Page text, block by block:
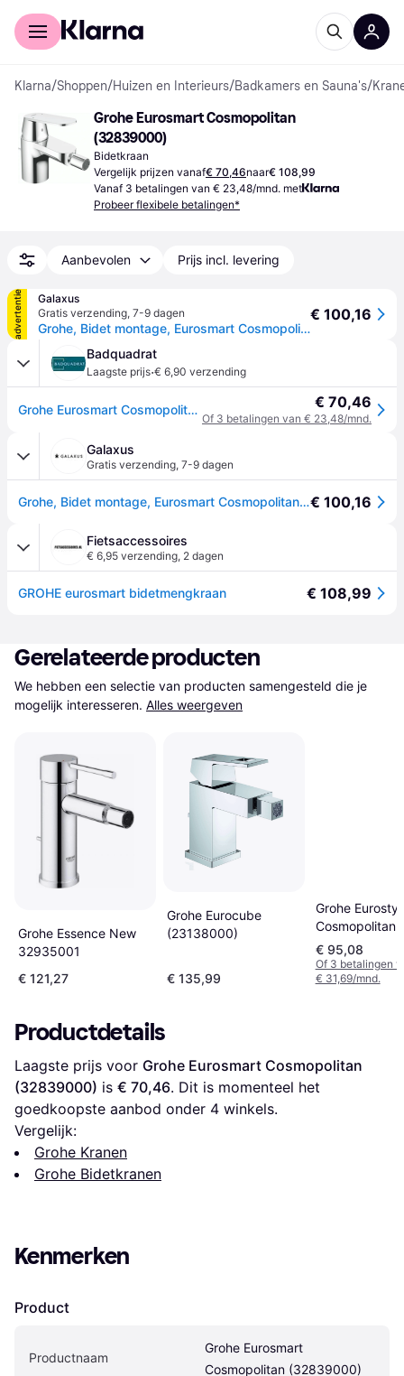
Voor shoppers
Klarna/Shoppen/Huizen en Interieurs/Badkamers en Sauna's/
Grohe Eurosmart Cosmopolitan
(32839000)
Bidetkraan
Vergelijk prijzen vanaf€ 70,46naar€ 108,99
Vanaf 3 betalingen van € 23,48/mnd. met
Probeer flexibele betalingen*
Aanbevolen Prijs incl. levering
advertentie
Galaxus
Gratis verzending, 7-9 dagen
Grohe, Bidet montage, Eurosmart Cosmopolitan ééngreeps bidetmengkraan
€ 100,16
Badquadrat
Laagste prijs·€ 6,90 verzending
Grohe Eurosmart Cosmopolitan Einhand-Bidetbatterie, Ausladung 114mm, Zugstangen-Ablaufgarnitur, 32839000 € 70,46
Of 3 betalingen van € 23,48/mnd.
Galaxus
Gratis verzending, 7-9 dagen
Grohe, Bidet montage, Eurosmart Cosmopolitan ééngreeps bidetmengkraan€ 100,16
Fietsaccessoires
€ 6,95 verzending, 2 dagen
GROHE eurosmart bidetmengkraan € 108,99
Gerelateerde producten
We hebben een selectie van producten samengesteld die je
mogelijk interesseren. Alles weergeven
Grohe Essence New
32935001
€ 121,27
Grohe Eurocube
(23138000)
€ 135,99
Grohe
Cosmopolitan
(33565002)
€ 95,08
Of 3 betalingen
€ 31,69/mnd.
Productdetails
Laagste prijs voor Grohe Eurosmart Cosmopolitan
(32839000) is € 70,46. Dit is momenteel het
goedkoopste aanbod onder 4 winkels.
Vergelijk:
Grohe Kranen
Grohe Bidetkranen
Kenmerken
Product
Productnaam
Grohe Eurosmart
Cosmopolitan (32839000)